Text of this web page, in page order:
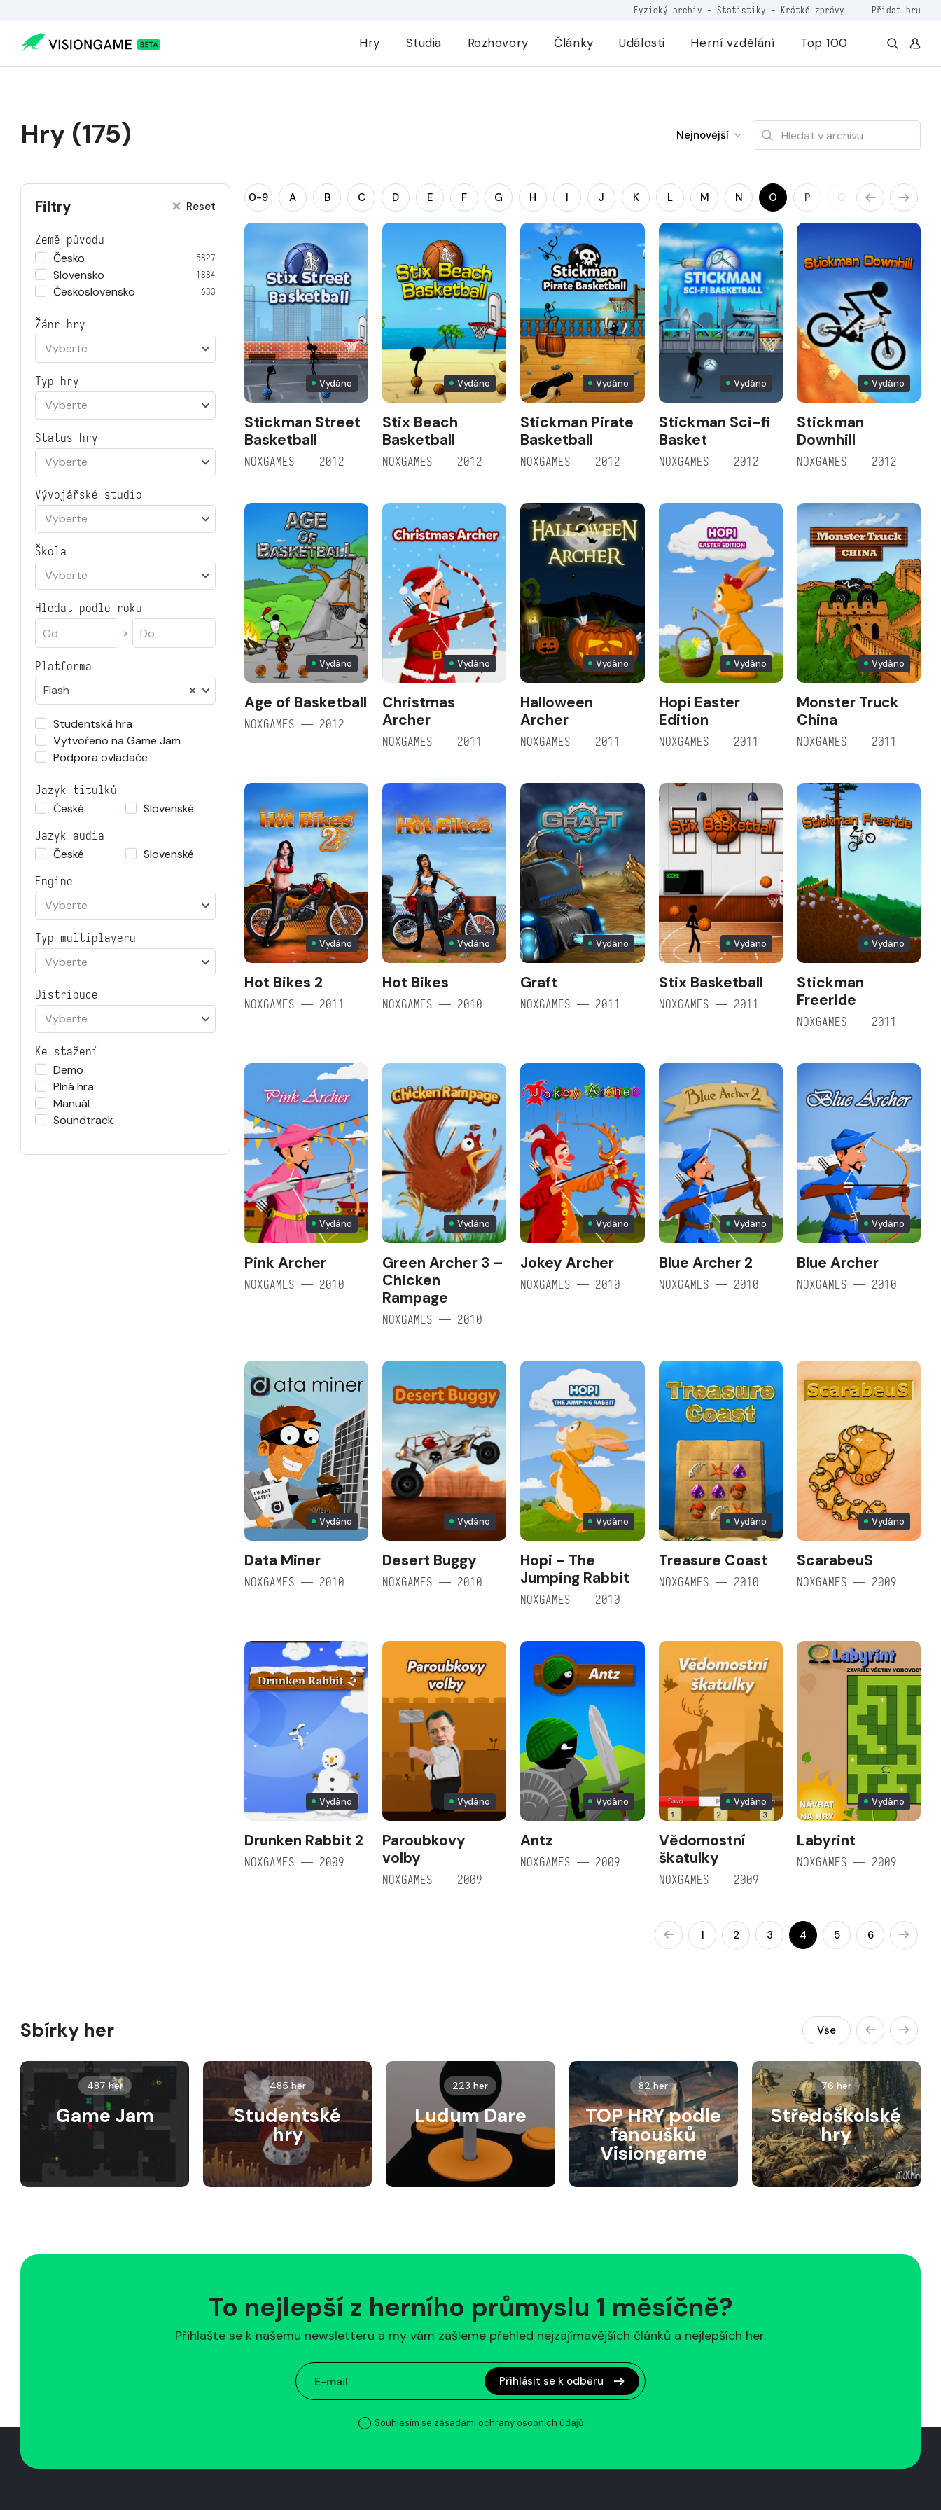
Fyzický archiv - Statistiky - Krátké zprávy Přidat hru
Hry Studia Rozhovory Články Události Herní vzdělání Top 100
Hry (175) Nejnovější
Filtry Reset
Země původu
Česko
5827
Slovensko 1884
Československo 633
Žánr hry
Vyberte
Typ hry
Vyberte
Status hry
Vyberte
Vývojářské studio
Vyberte
Škola
Vyberte
Hledat podle roku
Platforma
Flash
Studentská hra
Vytvořeno na Game Jam
Podpora ovladače
Jazyk titulků
České
Slovenské
Jazyk audia
České
Slovenské
Engine
Vyberte
Typ multiplayeru
Vyberte
Distribuce
Vyberte
Ke stažení
Demo
Plná hra
Manuál
Soundtrack
0-9 A B C D E F G H I J K L M N O P Q R S
Vydáno
Stickman Street
Basketball
NOXGAMES — 2012
Vydáno
Stix Beach
Basketball
NOXGAMES — 2012
Vydáno
Stickman Pirate
Basketball
NOXGAMES — 2012
Vydáno
Stickman Sci-fi
Basket
NOXGAMES — 2012
Vydáno
Stickman
Downhill
NOXGAMES — 2012
Vydáno
Age of Basketball
NOXGAMES — 2012
Vydáno
Christmas
Archer
NOXGAMES — 2011
Vydáno
Halloween
Archer
NOXGAMES — 2011
Vydáno
Hopi Easter
Edition
NOXGAMES — 2011
Vydáno
Monster Truck
China
NOXGAMES — 2011
Vydáno
Hot Bikes 2
NOXGAMES — 2011
Vydáno
Hot Bikes
NOXGAMES — 2010
Vydáno
Graft
NOXGAMES — 2011
Vydáno
Stix Basketball
NOXGAMES — 2011
Vydáno
Stickman
Freeride
NOXGAMES — 2011
Vydáno
Pink Archer
NOXGAMES — 2010
Vydáno
Green Archer 3 –
Chicken
Rampage
NOXGAMES — 2010
Vydáno
Jokey Archer
NOXGAMES — 2010
Vydáno
Blue Archer 2
NOXGAMES — 2010
Vydáno
Blue Archer
NOXGAMES — 2010
Vydáno
Data Miner
NOXGAMES — 2010
Vydáno
Desert Buggy
NOXGAMES — 2010
Vydáno
Hopi - The
Jumping Rabbit
NOXGAMES — 2010
Vydáno
Treasure Coast
NOXGAMES — 2010
Vydáno
ScarabeuS
NOXGAMES — 2009
Vydáno
Drunken Rabbit 2
NOXGAMES — 2009
Vydáno
Paroubkovy
volby
NOXGAMES — 2009
Vydáno
Antz
NOXGAMES — 2009
Vydáno
Vědomostní
škatulky
NOXGAMES — 2009
Vydáno
Labyrint
NOXGAMES — 2009
1 2 3 4 5 6
Sbírky her Vše
487 her
Game Jam
485 her
Studentské
hry
223 her
Ludum Dare
82 her
TOP HRY podle
fanoušků
Visiongame
76 her
Středoškolské
hry
To nejlepší z herního průmyslu 1 měsíčně?
Přihlašte se k našemu newsletteru a my vám zašleme přehled nejzajímavějších článků a nejlepších her.
Přihlásit se k odběru
Souhlasím se zásadami ochrany osobních údajů